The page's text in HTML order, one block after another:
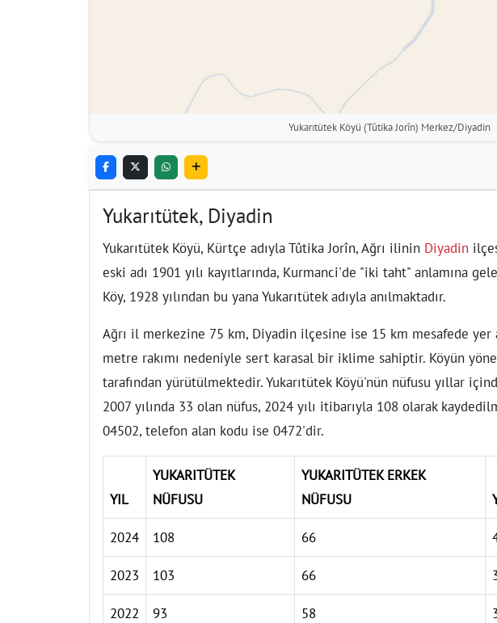
Yukarıtütek Köyü (Tûtika Jorîn) Merkez/Diyadin
Yukarıtütek, Diyadin
Yukarıtütek Köyü, Kürtçe adıyla Tûtika Jorîn, Ağrı ilinin Diyadin
eski adı 1901 yılı kayıtlarında, Kurmanci'de "iki taht" anlamına
Köy, 1928 yılından bu yana Yukarıtütek adıyla anılmaktadır.
Ağrı il merkezine 75 km, Diyadin ilçesine ise 15 km mesafede yer
metre rakımı nedeniyle sert karasal bir iklime sahiptir. Köyün
tarafından yürütülmektedir. Yukarıtütek Köyü'nün nüfusu yıllar
2007 yılında 33 olan nüfus, 2024 yılı itibarıyla 108 olarak
04502, telefon alan kodu ise 0472'dir.
YIL
YUKARITÜTEK
NÜFUSU
YUKARITÜTEK ERKEK
NÜFUSU
2024 108 66
2023 103 66
2022 93 58